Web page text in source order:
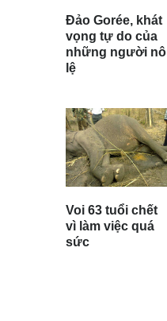
Đảo Gorée, khát
vọng tự do của
những người nô
lệ
Voi 63 tuổi chết
vì làm việc quá
sức